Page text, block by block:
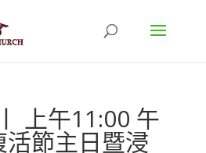
上午11:00 午
節主日暨浸